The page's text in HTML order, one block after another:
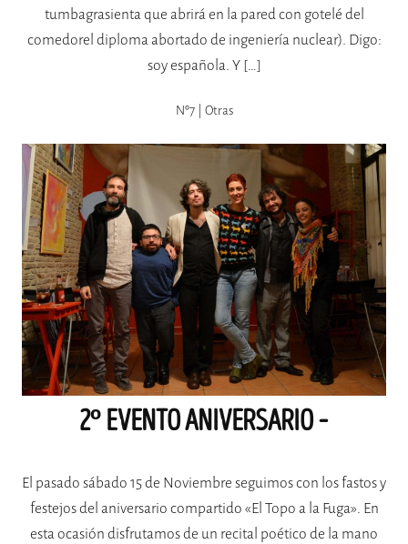
tumbagrasienta que abrirá en la pared con gotelé del
comedorel diploma abortado de ingeniería nuclear). Digo:
soy española. Y […]
Nº7 | Otras
2º EVENTO ANIVERSARIO –
El pasado sábado 15 de Noviembre seguimos con los fastos y
festejos del aniversario compartido «El Topo a la Fuga». En
esta ocasión disfrutamos de un recital poético de la mano